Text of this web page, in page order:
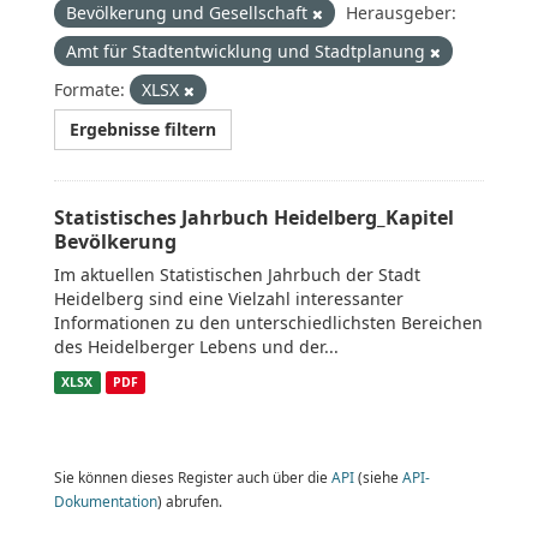
Bevölkerung und Gesellschaft
Herausgeber:
Amt für Stadtentwicklung und Stadtplanung
Formate:
XLSX
Ergebnisse filtern
Statistisches Jahrbuch Heidelberg_Kapitel
Bevölkerung
Im aktuellen Statistischen Jahrbuch der Stadt
Heidelberg sind eine Vielzahl interessanter
Informationen zu den unterschiedlichsten Bereichen
des Heidelberger Lebens und der...
XLSX PDF
Sie können dieses Register auch über die API(siehe API-
Dokumentation) abrufen.